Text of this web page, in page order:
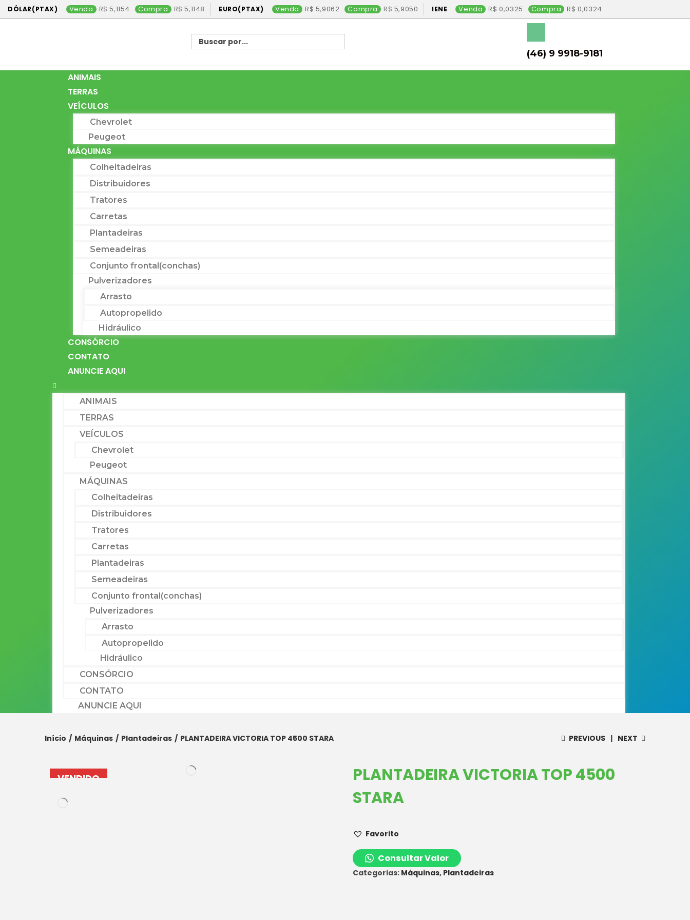
DÓLAR(PTAX) Venda 5,1154 Compra 5,1148 EURO(PTAX) Venda 5,9062 Compra 5,9050 IENE Venda 0,0325 Compra 0,0324
(46) 9 9918-9181
ANIMAIS
TERRAS
VEÍCULOS
Chevrolet
Peugeot
MÁQUINAS
Colheitadeiras
Distribuidores
Tratores
Carretas
Plantadeiras
Semeadeiras
Conjunto frontal(conchas)
Pulverizadores
Arrasto
Autopropelido
Hidráulico
CONSÓRCIO
CONTATO
ANUNCIE AQUI
ANIMAIS
TERRAS
VEÍCULOS
Chevrolet
Peugeot
MÁQUINAS
Colheitadeiras
Distribuidores
Tratores
Carretas
Plantadeiras
Semeadeiras
Conjunto frontal(conchas)
Pulverizadores
Arrasto
Autopropelido
Hidráulico
CONSÓRCIO
CONTATO
ANUNCIE AQUI
Início / Máquinas / Plantadeiras / PLANTADEIRA VICTORIA TOP 4500 STARA PREVIOUS NEXT
VENDIDO
PLANTADEIRA VICTORIA TOP 4500
STARA
Favorito
Consultar Valor
Categorias: Máquinas, Plantadeiras